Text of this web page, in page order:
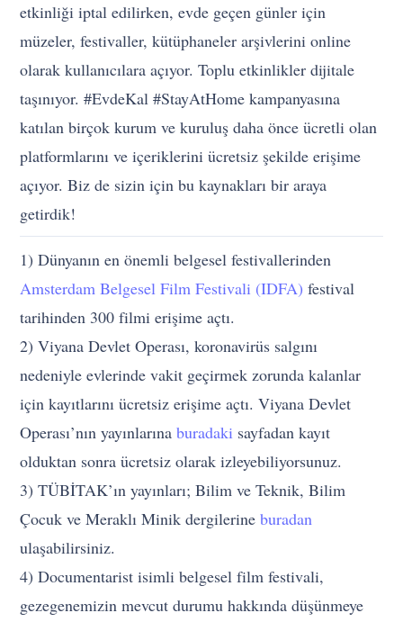
etkinliği iptal edilirken, evde geçen günler için
müzeler, festivaller, kütüphaneler arşivlerini online
olarak kullanıcılara açıyor. Toplu etkinlikler dijitale
taşınıyor. #EvdeKal #StayAtHome kampanyasına
katılan birçok kurum ve kuruluş daha önce ücretli olan
platformlarını ve içeriklerini ücretsiz şekilde erişime
açıyor. Biz de sizin için bu kaynakları bir araya
getirdik!
1) Dünyanın en önemli belgesel festivallerinden
Amsterdam Belgesel Film Festivali (IDFA) festival
tarihinden 300 filmi erişime açtı.
2) Viyana Devlet Operası, koronavirüs salgını
nedeniyle evlerinde vakit geçirmek zorunda kalanlar
için kayıtlarını ücretsiz erişime açtı. Viyana Devlet
Operası’nın yayınlarınaburadaki sayfadan kayıt
olduktan sonra ücretsiz olarak izleyebiliyorsunuz.
3) TÜBİTAK’ın yayınları; Bilim ve Teknik, Bilim
Çocuk ve Meraklı Minik dergilerineburadan
ulaşabilirsiniz.
4) Documentarist isimli belgesel film festivali,
gezegenemizin mevcut durumu hakkında düşünmeye